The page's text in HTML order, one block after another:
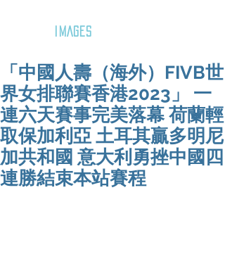
IMAGES
「中國人壽（海外）FIVB世
界女排聯賽香港2023」 一
連六天賽事完美落幕 荷蘭輕
取保加利亞 土耳其贏多明尼
加共和國 意大利勇挫中國四
連勝結束本站賽程